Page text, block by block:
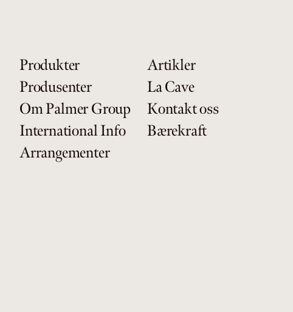
Produkter
Produsenter
Om Palmer Group
International Info
Arrangementer
Artikler
La Cave
Kontakt oss
Bærekraft